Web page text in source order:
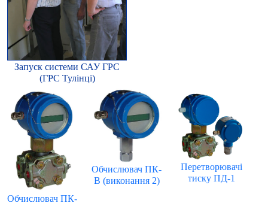
Запуск системи САУ ГРС
(ГРС Тулінці)
Обчислювач ПК-
Обчислювач ПК-
В (виконання 2)
Перетворювачі
тиску ПД-1